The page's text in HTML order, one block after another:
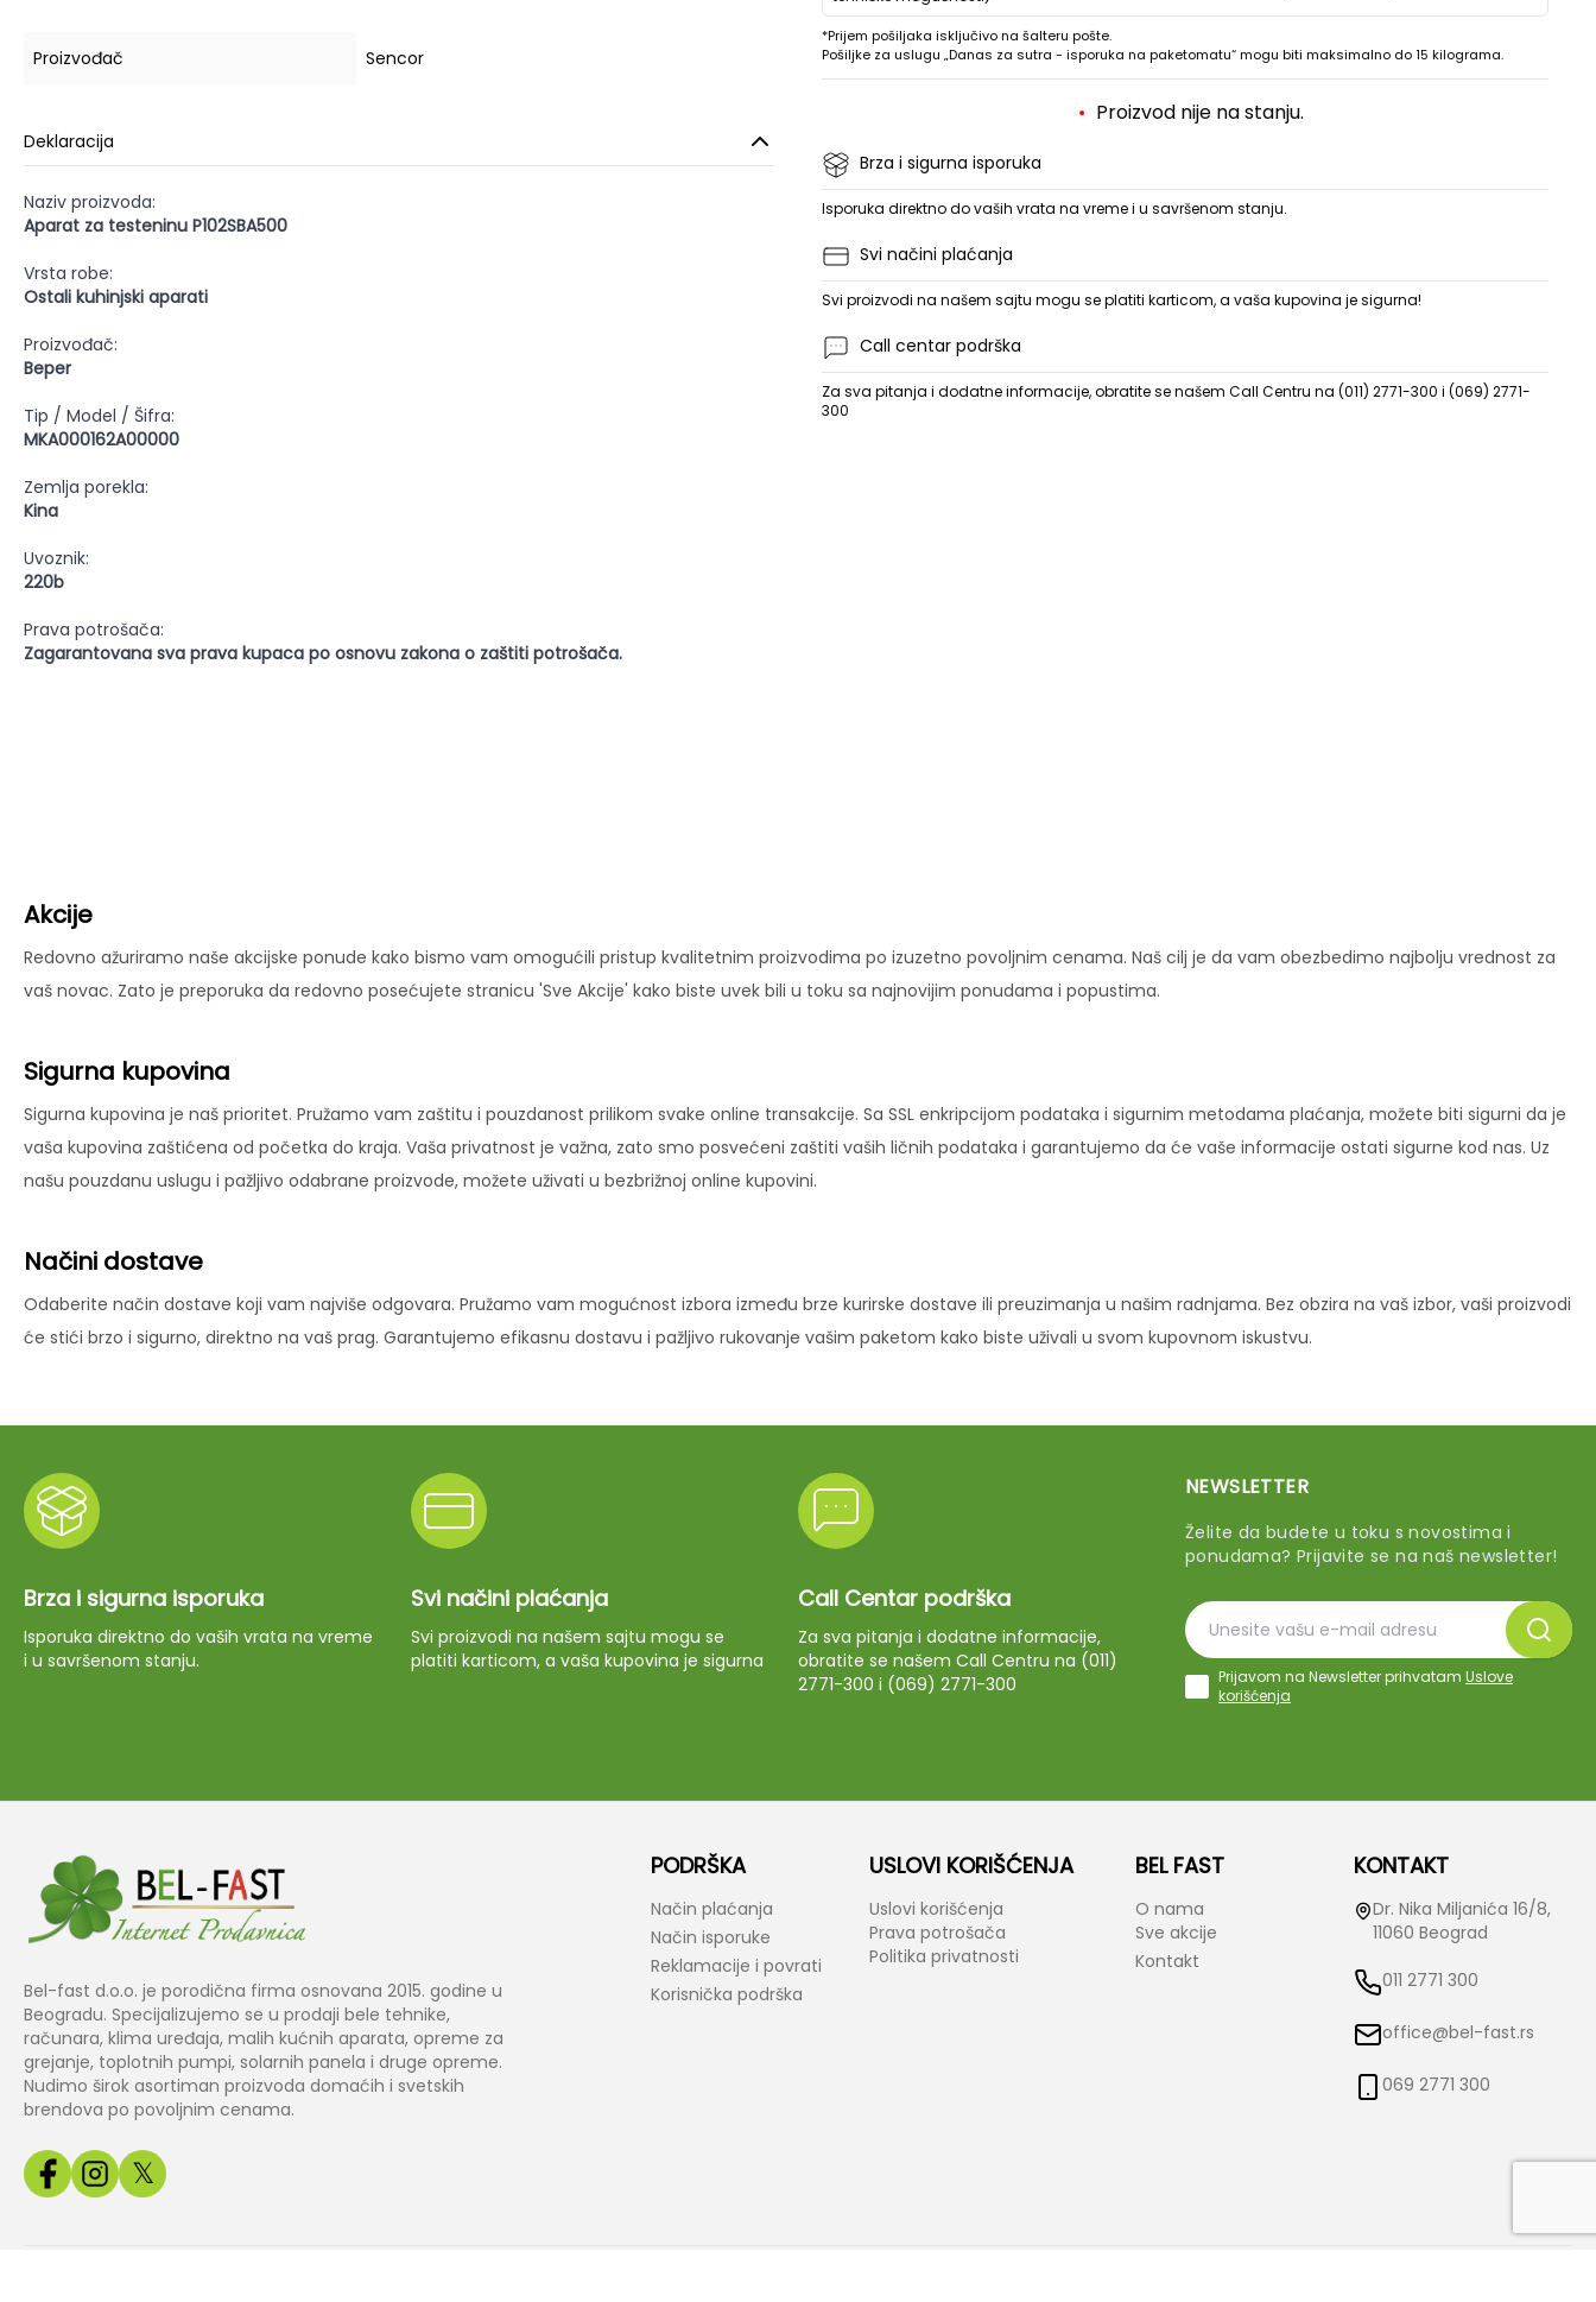
Proizvođač Sencor
Deklaracija
Naziv proizvoda:
Aparat za testeninu P102SBA500
Vrsta robe:
Ostali kuhinjski aparati
Proizvođač:
Beper
Tip / Model / Šifra:
MKA000162A00000
Zemlja porekla:
Kina
Uvoznik:
220b
Prava potrošača:
Zagarantovana sva prava kupaca po osnovu zakona o zaštiti potrošača.
*Prijem pošiljaka isključivo na šalteru pošte.
Pošiljke za uslugu „Danas za sutra - isporuka na paketomatu“ mogu biti maksimalno do 15 kilograma.
Proizvod nije na stanju.
Brza i sigurna isporuka
Isporuka direktno do vaših vrata na vreme i u savršenom stanju.
Svi načini plaćanja
Svi proizvodi na našem sajtu mogu se platiti karticom, a vaša kupovina je sigurna!
Call centar podrška
Za sva pitanja i dodatne informacije, obratite se našem Call Centru na (011) 2771-300 i (069) 2771-
300
Akcije
Redovno ažuriramo naše akcijske ponude kako bismo vam omogućili pristup kvalitetnim proizvodima po izuzetno povoljnim cenama. Naš cilj je da vam obezbedimo najbolju vrednost za
vaš novac. Zato je preporuka da redovno posećujete stranicu 'Sve Akcije' kako biste uvek bili u toku sa najnovijim ponudama i popustima.
Sigurna kupovina
Sigurna kupovina je naš prioritet. Pružamo vam zaštitu i pouzdanost prilikom svake online transakcije. Sa SSL enkripcijom podataka i sigurnim metodama plaćanja, možete biti sigurni da je
vaša kupovina zaštićena od početka do kraja. Vaša privatnost je važna, zato smo posvećeni zaštiti vaših ličnih podataka i garantujemo da će vaše informacije ostati sigurne kod nas. Uz
našu pouzdanu uslugu i pažljivo odabrane proizvode, možete uživati u bezbrižnoj online kupovini.
Načini dostave
Odaberite način dostave koji vam najviše odgovara. Pružamo vam mogućnost izbora između brze kurirske dostave ili preuzimanja u našim radnjama. Bez obzira na vaš izbor, vaši proizvodi
će stići brzo i sigurno, direktno na vaš prag. Garantujemo efikasnu dostavu i pažljivo rukovanje vašim paketom kako biste uživali u svom kupovnom iskustvu.
Brza i sigurna isporuka
Isporuka direktno do vaših vrata na vreme
i u savršenom stanju.
Svi načini plaćanja
Svi proizvodi na našem sajtu mogu se
platiti karticom, a vaša kupovina je sigurna
Call Centar podrška
Za sva pitanja i dodatne informacije,
obratite se našem Call Centru na (011)
2771-300 i (069) 2771-300
NEWSLETTER
Želite da budete u toku s novostima i
ponudama? Prijavite se na naš newsletter!
Prijavom na Newsletter prihvatam Uslove
korišćenja
Bel-fast d.o.o. je porodična firma osnovana 2015. godine u
Beogradu. Specijalizujemo se u prodaji bele tehnike,
računara, klima uređaja, malih kućnih aparata, opreme za
grejanje, toplotnih pumpi, solarnih panela i druge opreme.
Nudimo širok asortiman proizvoda domaćih i svetskih
brendova po povoljnim cenama.
𝕏
PODRŠKA
Način plaćanja
Način isporuke
Reklamacije i povrati
Korisnička podrška
USLOVI KORIŠĆENJA
Uslovi korišćenja
Prava potrošača
Politika privatnosti
BEL FAST
O nama
Sve akcije
Kontakt
KONTAKT
Dr. Nika Miljanića 16/8,
11060 Beograd
011 2771 300
office@bel-fast.rs
069 2771 300